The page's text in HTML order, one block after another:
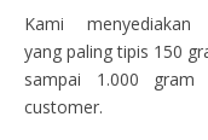
Kami
yang paling tipis 150
sampai 1.000
customer.